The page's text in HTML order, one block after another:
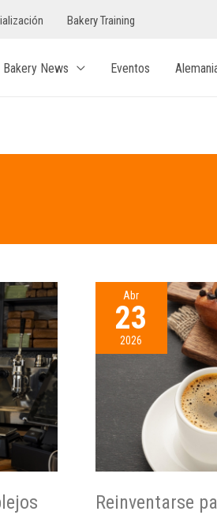
Bakery Training
Bakery News Eventos
Abr
23
2026
Reinventarse